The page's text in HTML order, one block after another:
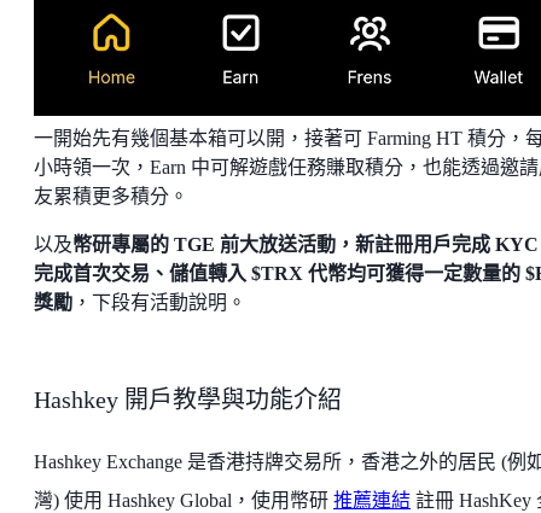
一開始先有幾個基本箱可以開，接著可 Farming HT 積分，
小時領一次，Earn 中可解遊戲任務賺取積分，也能透過邀
友累積更多積分。
以及幣研專屬的 TGE 前大放送活動，新註冊用戶完成
完成首次交易、儲值轉入 $TRX 代幣均可獲得一定數量的
獎勵 ，下段有活動說明。
Hashkey 開戶教學與功能介紹
Hashkey Exchange 是香港持牌交易所，香港之外的居民 (例
灣) 使用 Hashkey Global，使用幣研 推薦連結 註冊 HashKey